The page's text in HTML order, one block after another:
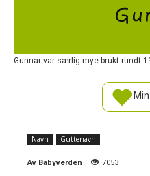
Gunnar var særlig mye brukt rundt
Navn Guttenavn
Av Babyverden 7053